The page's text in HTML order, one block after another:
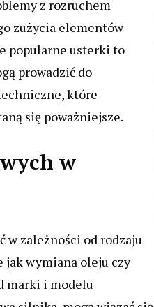
z rozruchem
zużycia elementów
popularne usterki to
prowadzić do
które
się poważniejsze.
w
w zależności od rodzaju
jak wymiana oleju czy
marki i modelu